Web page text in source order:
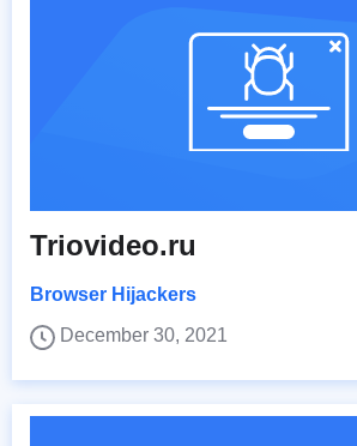
Triovideo.ru
Browser Hijackers
December 30, 2021